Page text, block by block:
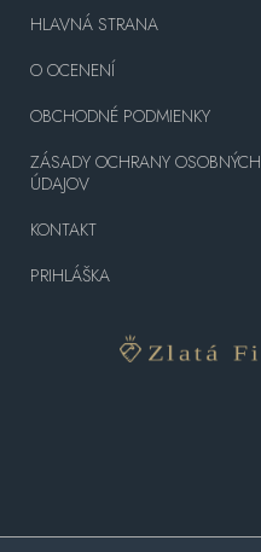
HLAVNÁ STRANA
O OCENENÍ
OBCHODNÉ PODMIENKY
ZÁSADY OCHRANY OSOBNÝCH
ÚDAJOV
KONTAKT
PRIHLÁŠKA